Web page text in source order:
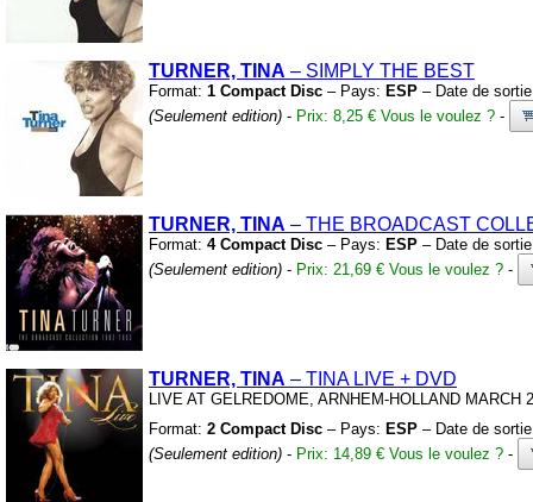
TURNER, TINA – SIMPLY THE BEST
Format: 1 Compact Disc – Pays: ESP – Date de
(Seulement edition) - Prix: 8,25 € Vous le voulez ? -
TURNER, TINA – THE BROADCAST
Format: 4 Compact Disc – Pays: ESP – Date de
(Seulement edition) - Prix: 21,69 € Vous le voulez ? -
TURNER, TINA – TINA LIVE + DVD
LIVE AT GELREDOME, ARNHEM-HOLLAND MARCH
Format: 2 Compact Disc – Pays: ESP – Date de
(Seulement edition) - Prix: 14,89 € Vous le voulez ? -